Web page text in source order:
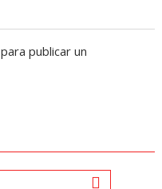
para publicar un